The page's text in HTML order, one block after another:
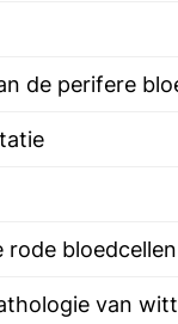
de perifere
rode bloedcellen
van